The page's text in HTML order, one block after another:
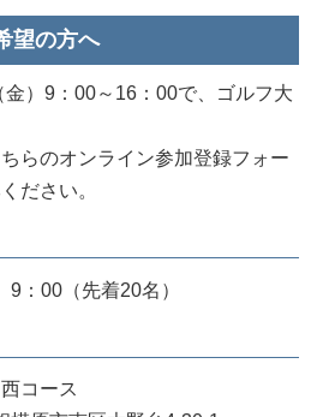
望の方へ
）9：00～16：00で、ゴルフ大
らのオンライン参加登録フォー
ださい。
：00（先着20名）
コース